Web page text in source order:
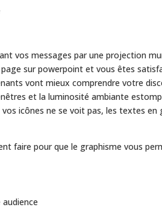
vos messages par une projection
sur powerpoint et vous êtes
vont mieux comprendre votre
et la luminosité ambiante
icônes ne se voit pas, les textes en
faire pour que le graphisme vous